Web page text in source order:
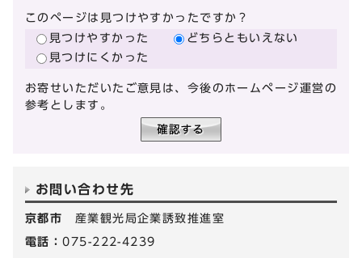
このページは見つけやすかったですか？
見つけやすかった
どちらともいえない
見つけにくかった
お寄せいただいたご意見は、今後のホームページ運営の
参考とします。
お問い合わせ先
京都市 産業観光局企業誘致推進室
電話：075-222-4239